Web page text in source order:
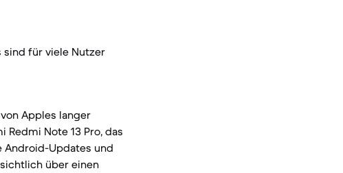
sind für viele Nutzer
Apples langer
Note 13 Pro, das
Android-Updates und
über einen